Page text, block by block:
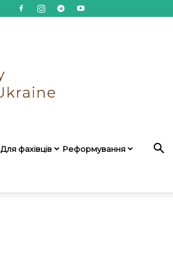
Для фахівців Реформування